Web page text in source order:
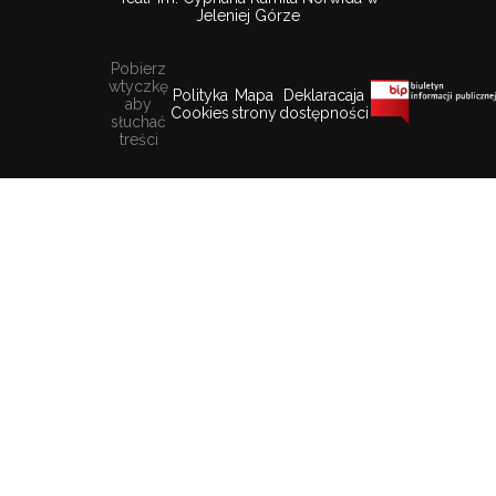
Jeleniej Górze
Pobierz
wtyczkę
aby
słuchać
treści
Polityka
Cookies
Mapa
strony
Deklaracaja
dostępności